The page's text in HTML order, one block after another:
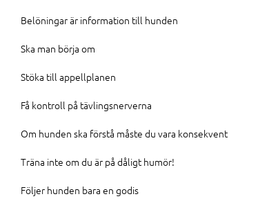
Belöningar är information till hunden
Ska man börja om
Stöka till appellplanen
Få kontroll på tävlingsnerverna
Om hunden ska förstå måste du vara konsekvent
Träna inte om du är på dåligt humör!
Följer hunden bara en godis